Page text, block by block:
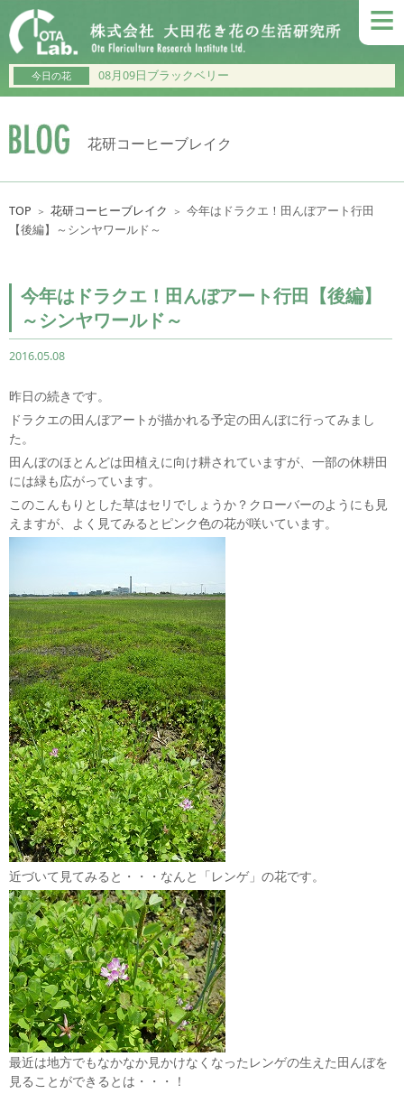
≡
今日の花 08月09日ブラックベリー
花研コーヒーブレイク
TOP ＞ 花研コーヒーブレイク ＞ 今年はドラクエ！田んぼアート行田
【後編】～シンヤワールド～
今年はドラクエ！田んぼアート行田【後編】
～シンヤワールド～
2016.05.08
昨日の続きです。
ドラクエの田んぼアートが描かれる予定の田んぼに行ってみまし
た。
田んぼのほとんどは田植えに向け耕されていますが、一部の休耕田
には緑も広がっています。
このこんもりとした草はセリでしょうか？クローバーのようにも見
えますが、よく見てみるとピンク色の花が咲いています。
近づいて見てみると・・・なんと「レンゲ」の花です。
最近は地方でもなかなか見かけなくなったレンゲの生えた田んぼを
見ることができるとは・・・！